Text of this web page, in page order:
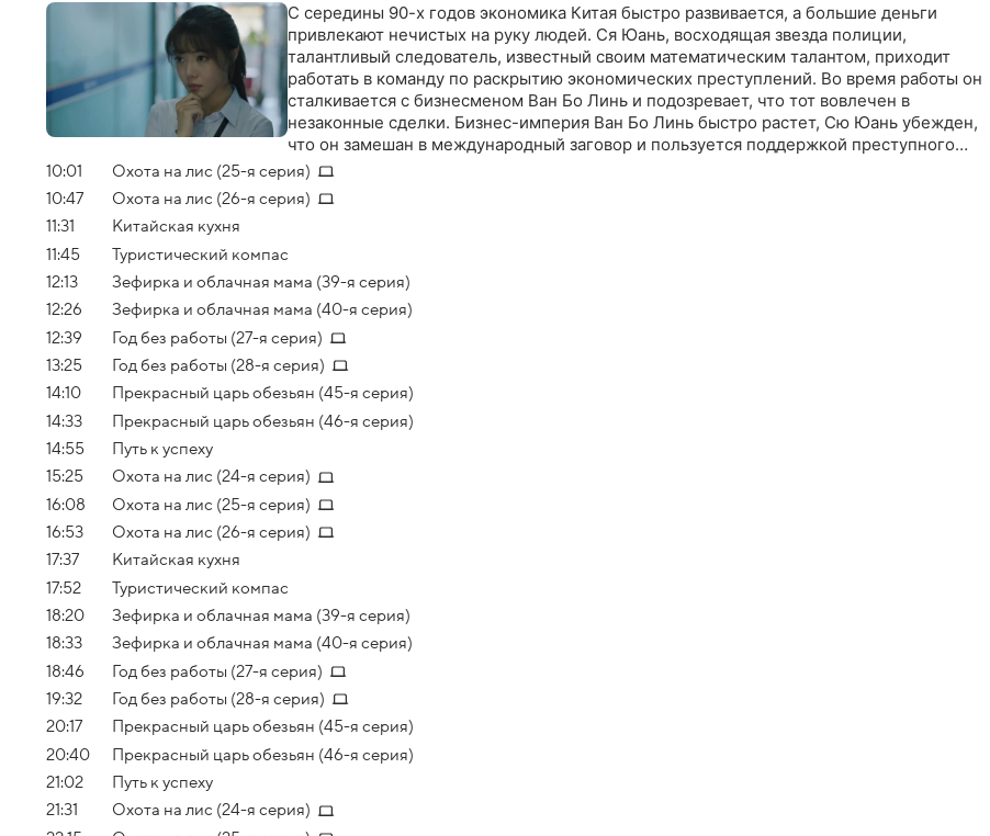
С середины 90-х годов экономика Китая быстро развивается, а большие деньги
привлекают нечистых на руку людей. Ся Юань, восходящая звезда полиции,
талантливый следователь, известный своим математическим талантом, приходит
работать в команду по раскрытию экономических преступлений. Во время работы он
сталкивается с бизнесменом Ван Бо Линь и подозревает, что тот вовлечен в
незаконные сделки. Бизнес-империя Ван Бо Линь быстро растет, Сю Юань убежден,
что он замешан в международный заговор и пользуется поддержкой преступного
синдиката. Но хитрый как лис Ван Бо Линь всегда на шаг впереди и успевает скрыться
за границей. И вот сезон международной охоты на лис открыт
10:01
Охота на лис (25-я серия)
10:47
Охота на лис (26-я серия)
11:31
Китайская кухня
11:45
Туристический компас
12:13
Зефирка и облачная мама (39-я серия)
12:26
Зефирка и облачная мама (40-я серия)
12:39
Год без работы (27-я серия)
13:25
Год без работы (28-я серия)
14:10
Прекрасный царь обезьян (45-я серия)
14:33
Прекрасный царь обезьян (46-я серия)
14:55
Путь к успеху
15:25
Охота на лис (24-я серия)
16:08
Охота на лис (25-я серия)
16:53
Охота на лис (26-я серия)
17:37
Китайская кухня
17:52
Туристический компас
18:20
Зефирка и облачная мама (39-я серия)
18:33
Зефирка и облачная мама (40-я серия)
18:46
Год без работы (27-я серия)
19:32
Год без работы (28-я серия)
20:17
Прекрасный царь обезьян (45-я серия)
20:40
Прекрасный царь обезьян (46-я серия)
21:02
Путь к успеху
21:31
Охота на лис (24-я серия)